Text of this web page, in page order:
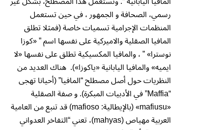
رسمي، الصحافة و الجمهور ، في حين تستعمل
المنظمات الإجرامية تسميات خاصة (فمثلا تطلق
المافيا الصقلية والاميركية على نفسها اسم ” «كوزا
نوسترا» ” ، والمافيا المكسيكية تطلق على نفسها «لا
ايميه» والمافيا اليابانية «ياكوزا»). هناك العديد من
النظريات حول أصل مصطلح “المافيا” (أحيانا تهجى
“Maffia” في الأدبيات المبكرة). و صفة الصقلية
«mafiusu» (بالإيطالية: mafioso) قد تنبع من العامية
العربية مهياص (mahyas)، تعني “التفاخر العدواني